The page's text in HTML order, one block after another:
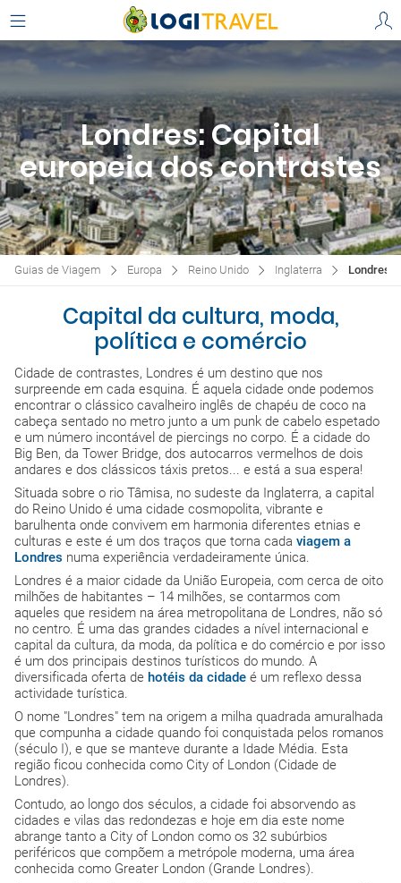
Londres: Capital
europeia dos contrastes
Guias de Viagem Europa Reino Unido Inglaterra Londres
Capital da cultura, moda,
política e comércio
Cidade de contrastes, Londres é um destino que nos
surpreende em cada esquina. É aquela cidade onde podemos
encontrar o clássico cavalheiro inglês de chapéu de coco na
cabeça sentado no metro junto a um punk de cabelo espetado
e um número incontável de piercings no corpo. É a cidade do
Big Ben, da Tower Bridge, dos autocarros vermelhos de dois
andares e dos clássicos táxis pretos... e está a sua espera!
Situada sobre o rio Tâmisa, no sudeste da Inglaterra, a capital
do Reino Unido é uma cidade cosmopolita, vibrante e
barulhenta onde convivem em harmonia diferentes etnias e
culturas e este é um dos traços que torna cada viagem a
Londres numa experiência verdadeiramente única.
Londres é a maior cidade da União Europeia, com cerca de oito
milhões de habitantes – 14 milhões, se contarmos com
aqueles que residem na área metropolitana de Londres, não só
no centro. É uma das grandes cidades a nível internacional e
capital da cultura, da moda, da política e do comércio e por isso
é um dos principais destinos turísticos do mundo. A
diversificada oferta de hotéis da cidade é um reflexo dessa
actividade turística.
O nome "Londres" tem na origem a milha quadrada amuralhada
que compunha a cidade quando foi conquistada pelos romanos
(século I), e que se manteve durante a Idade Média. Esta
região ficou conhecida como City of London (Cidade de
Londres).
Contudo, ao longo dos séculos, a cidade foi absorvendo as
cidades e vilas das redondezas e hoje em dia este nome
abrange tanto a City of London como os 32 subúrbios
periféricos que compõem a metrópole moderna, uma área
conhecida como Greater London (Grande Londres).